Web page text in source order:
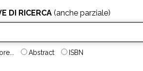
DI RICERCA(anche parziale)
Abstract ISBN